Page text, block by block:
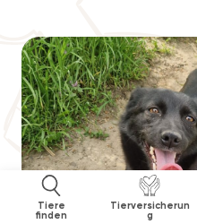
Tiere
finden
Tierversicherun
g